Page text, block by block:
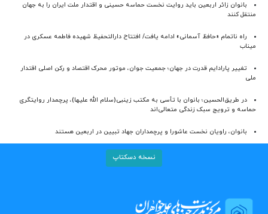
بانوان زائر اربعین باید روایت نخست حماسه حسینی و اقتدار ملت ایران را به جهان
منتقل کنند
راه ناتمام «حافظ آسمانی» ادامه یافت/ افتتاح دارالتحفیظ شهیده فاطمه عسکری در
میناب
تغییر پارادایم قدرت در جهان؛ جمعیت جوان، موتور محرک اقتصاد و رکن اصلی اقتدار
ملی
در طریق‌الحسین؛ بانوان با تأسی به مکتب زینبی(سلام الله علیها)، پرچمدار روایتگری
حماسه و ترویج سبک زندگی متعالی‌اند
بانوان، راویان نخست عاشورا و پرچمداران جهاد تبیین در اربعین هستند
نسخه دسکتاپ